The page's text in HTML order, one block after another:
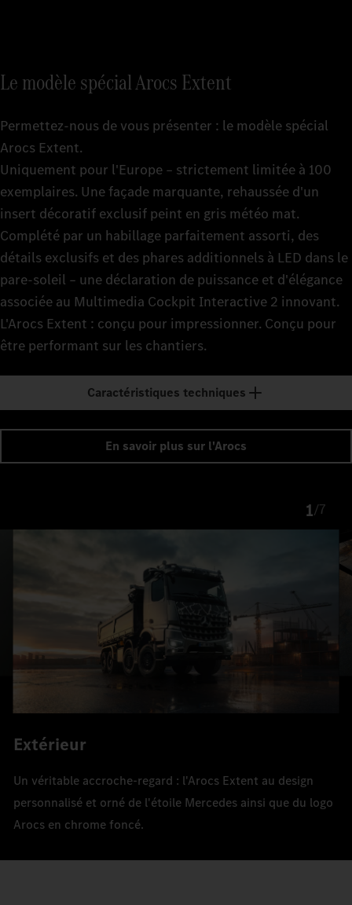
Le modèle spécial Arocs Extent
Permettez-nous de vous présenter : le modèle spécial
Arocs Extent.
Uniquement pour l'Europe – strictement limitée à 100
exemplaires. Une façade marquante, rehaussée d'un
insert décoratif exclusif peint en gris météo mat.
Complété par un habillage parfaitement assorti, des
détails exclusifs et des phares additionnels à LED dans le
pare-soleil – une déclaration de puissance et d'élégance
associée au Multimedia Cockpit Interactive 2 innovant.
L'Arocs Extent : conçu pour impressionner. Conçu pour
être performant sur les chantiers.
Caractéristiques techniques
En savoir plus sur l'Arocs
1/7
Extérieur
Un véritable accroche-regard : l'Arocs Extent au design
personnalisé et orné de l'étoile Mercedes ainsi que du logo
Arocs en chrome foncé.